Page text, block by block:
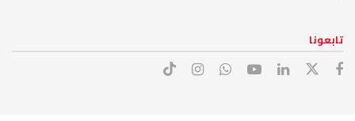
تابعونا